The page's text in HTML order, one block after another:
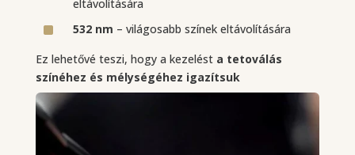
eltávolítására
^ 532 nm – világosabb színek eltávolítására
Ez lehetővé teszi, hogy a kezelést a tetoválás
színéhez és mélységéhez igazítsuk